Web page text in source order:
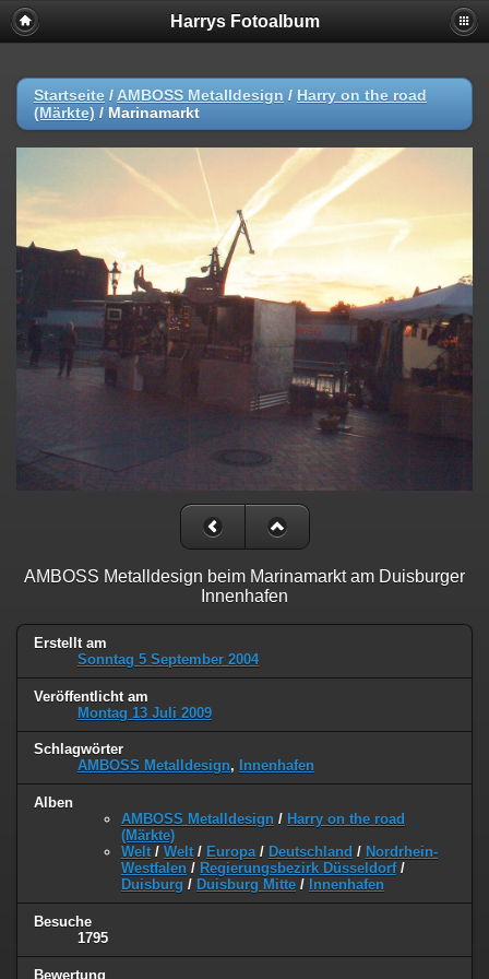
Harrys Fotoalbum
Startseite / AMBOSS Metalldesign / Harry on the road
(Märkte) / Marinamarkt
AMBOSS Metalldesign beim Marinamarkt am Duisburger
Innenhafen
Erstellt am
Sonntag 5 September 2004
Veröffentlicht am
Montag 13 Juli 2009
Schlagwörter
AMBOSS Metalldesign, Innenhafen
Alben
AMBOSS Metalldesign / Harry on the road
(Märkte)
Welt / Welt / Europa/ Deutschland / Nordrhein-
Westfalen / Regierungsbezirk Düsseldorf/
Duisburg / Duisburg Mitte / Innenhafen
Besuche
1795
Bewertung